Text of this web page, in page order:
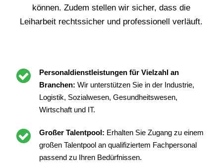
können. Zudem stellen wir sicher, dass die
Leiharbeit rechtssicher und professionell verläuft.
Personaldienstleistungen für Vielzahl an
Branchen: Wir unterstützen Sie in der Industrie,
Logistik, Sozialwesen, Gesundheitswesen,
Wirtschaft und IT.
Großer Talentpool: Erhalten Sie Zugang zu einem
großen Talentpool an qualifiziertem Fachpersonal
passend zu Ihren Bedürfnissen.